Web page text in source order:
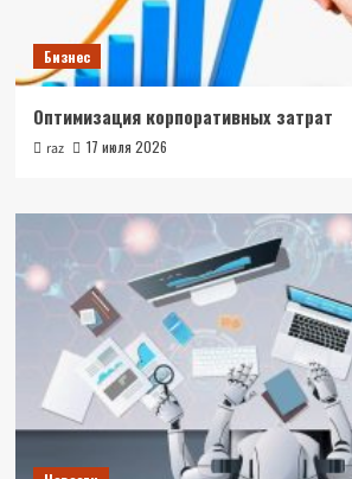
Бизнес
Оптимизация корпоративных затрат
raz 17 июля 2026